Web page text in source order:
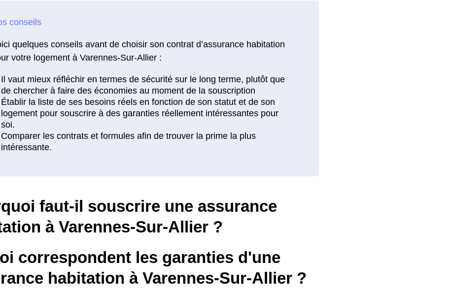
quelques conseils avant de choisir son contrat d’assurance habitation
votre logement à Varennes-Sur-Allier :
faut-il souscrire une assurance
à Varennes-Sur-Allier ?
correspondent les garanties d'une
habitation à Varennes-Sur-Allier ?